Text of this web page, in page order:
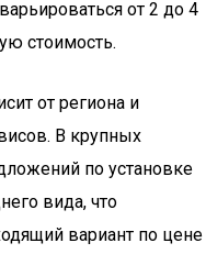
от 2 до 4
стоимость.
от региона и
В крупных
по установке
вида, что
вариант по цене